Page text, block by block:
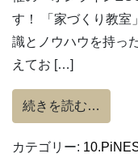
す！ 「家づくり教室
識とノウハウを持っ
えてお […]
続きを読む…
カテゴリー: